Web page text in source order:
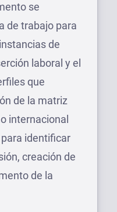
se
de trabajo para
de
laboral y el
que
de la matriz
internacional
identificar
creación de
de la